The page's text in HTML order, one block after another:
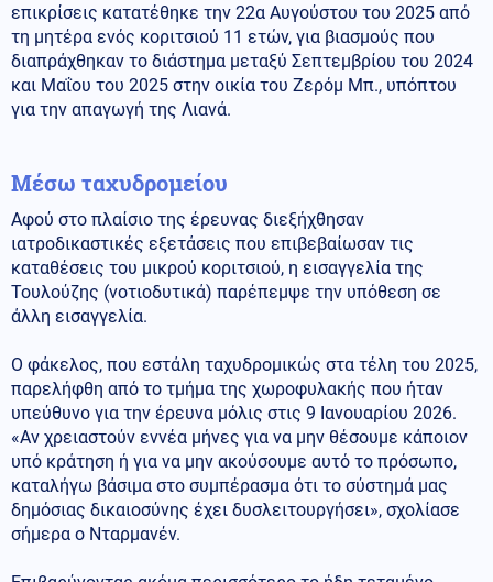
επικρίσεις κατατέθηκε την 22α Αυγούστου του 2025 από
τη μητέρα ενός κοριτσιού 11 ετών, για βιασμούς που
διαπράχθηκαν το διάστημα μεταξύ Σεπτεμβρίου του 2024
και Μαΐου του 2025 στην οικία του Ζερόμ Μπ., υπόπτου
για την απαγωγή της Λιανά.
Μέσω ταχυδρομείου
Αφού στο πλαίσιο της έρευνας διεξήχθησαν
ιατροδικαστικές εξετάσεις που επιβεβαίωσαν τις
καταθέσεις του μικρού κοριτσιού, η εισαγγελία της
Τουλούζης (νοτιοδυτικά) παρέπεμψε την υπόθεση σε
άλλη εισαγγελία.
Ο φάκελος, που εστάλη ταχυδρομικώς στα τέλη του 2025,
παρελήφθη από το τμήμα της χωροφυλακής που ήταν
υπεύθυνο για την έρευνα μόλις στις 9 Ιανουαρίου 2026.
«Αν χρειαστούν εννέα μήνες για να μην θέσουμε κάποιον
υπό κράτηση ή για να μην ακούσουμε αυτό το πρόσωπο,
καταλήγω βάσιμα στο συμπέρασμα ότι το σύστημά μας
δημόσιας δικαιοσύνης έχει δυσλειτουργήσει», σχολίασε
σήμερα ο Νταρμανέν.